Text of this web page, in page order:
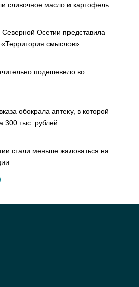
сливочное масло и картофель
Осетии представила
смыслов»
подешевело во
обокрала аптеку, в которой
300 тыс. рублей
стали меньше жаловаться на